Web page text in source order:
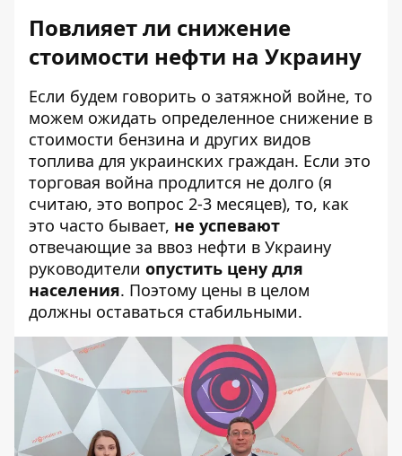
Повлияет ли снижение
стоимости нефти на Украину
Если будем говорить о затяжной войне, то
можем ожидать определенное снижение в
стоимости бензина и других видов
топлива для украинских граждан. Если это
торговая война продлится не долго (я
считаю, это вопрос 2-3 месяцев), то, как
это часто бывает, не успевают
отвечающие за ввоз нефти в Украину
руководители опустить цену для
населения. Поэтому цены в целом
должны оставаться стабильными.